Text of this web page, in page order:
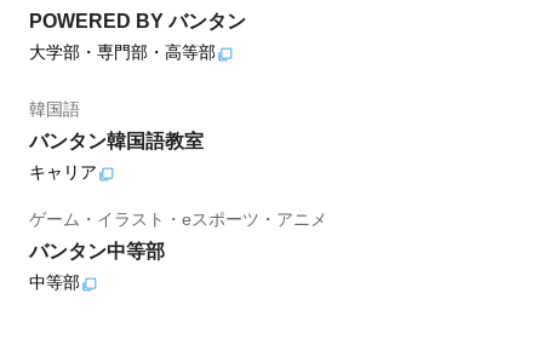
POWERED BY バンタン
大学部・専門部・高等部
韓国語
バンタン韓国語教室
キャリア
ゲーム・イラスト・eスポーツ・アニメ
バンタン中等部
中等部